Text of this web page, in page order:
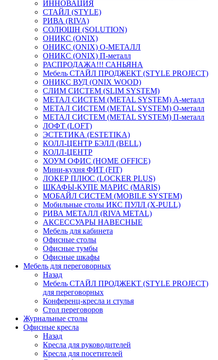
ИННОВАЦИЯ
СТАЙЛ (STYLE)
РИВА (RIVA)
СОЛЮШН (SOLUTION)
ОНИКС (ONIX)
ОНИКС (ONIX) O-МЕТАЛЛ
ОНИКС (ONIX) П-металл
РАСПРОДАЖА!!! САНЬЯНА
Мебель СТАЙЛ ПРОДЖЕКТ (STYLE PROJECT)
ОНИКС ВУД (ONIX WOOD)
СЛИМ СИСТЕМ (SLIM SYSTEM)
МЕТАЛ СИСТЕМ (METAL SYSTEM) А-металл
МЕТАЛ СИСТЕМ (METAL SYSTEM) О-металл
МЕТАЛ СИСТЕМ (METAL SYSTEM) П-металл
ЛОФТ (LOFT)
ЭСТЕТИКА (ESTETIKA)
КОЛЛ-ЦЕНТР БЭЛЛ (BELL)
КОЛЛ-ЦЕНТР
ХОУМ ОФИС (HOME OFFICE)
Мини-кухня ФИТ (FIT)
ЛОКЕР ПЛЮС (LOCKER PLUS)
ШКАФЫ-КУПЕ МАРИС (MARIS)
МОБАЙЛ СИСТЕМ (MOBILE SYSTEM)
Мобильные столы ИКС ПУЛЛ (X-PULL)
РИВА МЕТАЛЛ (RIVA METAL)
АКСЕССУАРЫ НАВЕСНЫЕ
Мебель для кабинета
Офисные столы
Офисные тумбы
Офисные шкафы
Мебель для переговорных
Назад
Мебель СТАЙЛ ПРОДЖЕКТ (STYLE PROJECT)
для переговорных
Конференц-кресла и стулья
Стол переговоров
Журнальные столы
Офисные кресла
Назад
Кресла для руководителей
Кресла для посетителей